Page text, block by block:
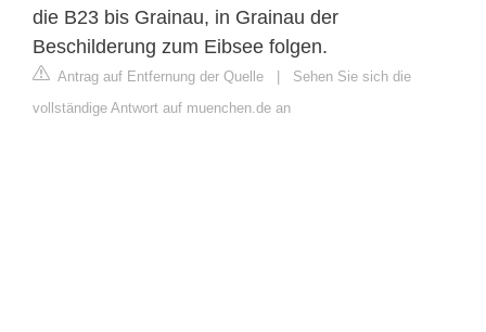
die B23 bis Grainau, in Grainau der
Beschilderung zum Eibsee folgen.
Antrag auf Entfernung der Quelle | Sehen Sie sich die
vollständige Antwort auf muenchen.de an